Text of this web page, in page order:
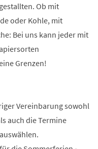
Ob mit
oder Kohle, mit
Bei uns kann jeder mit
Grenzen!
Vereinbarung sowohl
auch die Termine